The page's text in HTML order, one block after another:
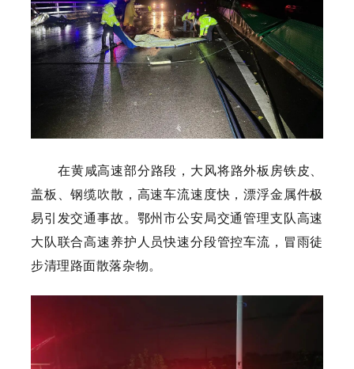
在黄咸高速部分路段，大风将路外板房铁皮、
盖板、钢缆吹散，高速车流速度快，漂浮金属件极
易引发交通事故。鄂州市公安局交通管理支队高速
大队联合高速养护人员快速分段管控车流，冒雨徒
步清理路面散落杂物。